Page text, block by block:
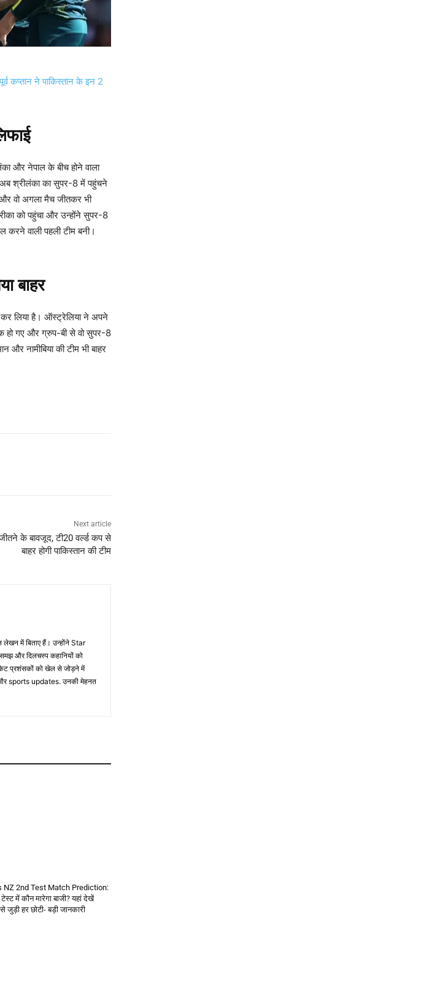
कप्तान ने पाकिस्तान के इन 2
और नेपाल के बीच होने वाला
अब श्रीलंका का सुपर-8 में पहुंचने
वो अगला मैच जीतकर भी
को पहुंचा और उन्होंने सुपर-8
करने वाली पहली टीम बनी।
बाहर
लिया है। ऑस्ट्रेलिया ने अपने
हो गए और ग्रुप-बी से वो सुपर-8
नामीबिया की टीम भी बाहर
Next article
के बावजूद, टी20 वर्ल्ड कप से
बाहर होगी पाकिस्तान की टीम
में बिताए हैं। उन्होंने Star
और दिलचस्प कहानियों को
प्रशंसकों को खेल से जोड़ने में
sports updates. उनकी मेहनत
NZ 2nd Test Match Prediction:
में कौन मारेगा बाजी? यहां देखें
जुड़ी हर छोटी- बड़ी जानकारी